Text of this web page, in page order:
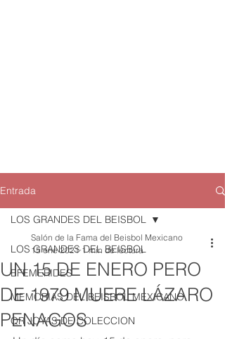
Entrada
LOS GRANDES DEL BEISBOL
EFEMERIDES
MEMORIAS DEL BEISBOL MEXICANO
QR JOYAS DE COLECCION
LOS GRANDES DEL BEISBOL
UN 15 DE ENERO PERO
DE 1979 MUERE LÁZARO
PENAGOS
Salón de la Fama del Beisbol Mexicano
15 ene 2021 1 min de lectura